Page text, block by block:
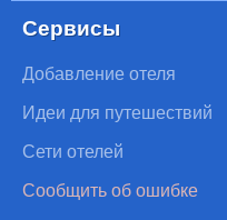
Сервисы
Добавление отеля
Идеи для путешествий
Сети отелей
Сообщить об ошибке